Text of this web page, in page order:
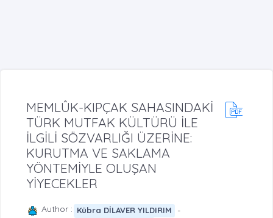
MEMLÛK-KIPÇAK SAHASINDAKİ
TÜRK MUTFAK KÜLTÜRÜ İLE
İLGİLİ SÖZVARLIĞI ÜZERİNE:
KURUTMA VE SAKLAMA
YÖNTEMİYLE OLUŞAN
YİYECEKLER
Author : Kübra DİLAVER YILDIRIM -